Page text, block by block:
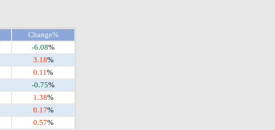
Change%
-6.08%
3.18%
0.11%
-0.75%
1.38%
0.17%
0.57%